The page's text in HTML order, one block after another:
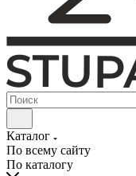
Каталог
По всему сайту
По каталогу